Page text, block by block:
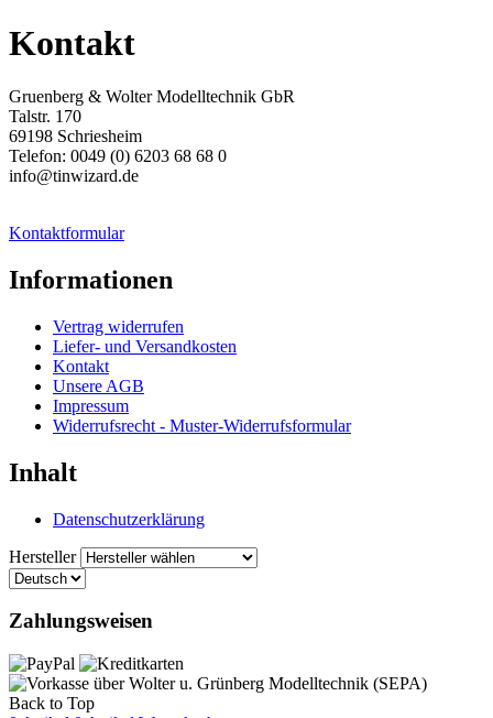
Kontakt
Gruenberg & Wolter Modelltechnik GbR
Talstr. 170
69198 Schriesheim
Telefon: 0049 (0) 6203 68 68 0
info@tinwizard.de
Kontaktformular
Informationen
Vertrag widerrufen
Liefer- und Versandkosten
Kontakt
Unsere AGB
Impressum
Widerrufsrecht - Muster-Widerrufsformular
Inhalt
Datenschutzerklärung
Hersteller
Zahlungsweisen
Back to Top